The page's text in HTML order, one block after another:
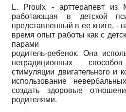
L. Proulx - арттерапевт из
работающая в детской
представленный в ее книге, -
время опыт работы как с
парами
родитель-ребенок. Она
нетрадиционных
стимуляции двигательного и
использование
создать здоровые
родителями.